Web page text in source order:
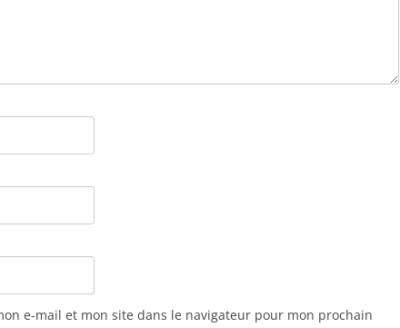
e-mail et mon site dans le navigateur pour mon prochain